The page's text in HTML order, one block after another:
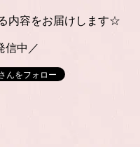
内容をお届けします☆
信中／